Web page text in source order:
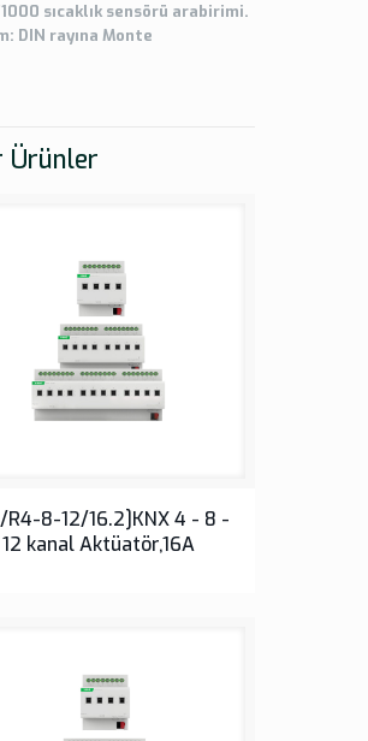
sıcaklık sensörü arabirimi.
DIN rayına Monte
Ürünler
Sensörler
R4-8-12/16.2]KNX 4 - 8 -
12 kanal Aktüatör,16A